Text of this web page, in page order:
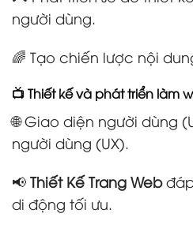
người dùng.
🌈 Tạo chiến lược nội
📺 Thiết kế và phát triển làm
🌐 Giao diện người dùng
người dùng (UX).
📢 Thiết Kế Trang Webđáp
di động tối ưu.